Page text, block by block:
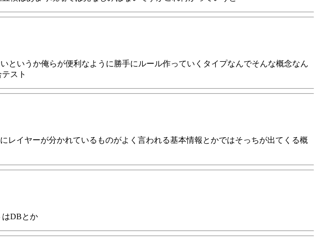
というか俺らが便利なように勝手にルール作っていくタイプなんでそんな概念なん
スト
レイヤーが分かれているものがよく言われる基本情報とかではそっちが出てくる概
はDBとか